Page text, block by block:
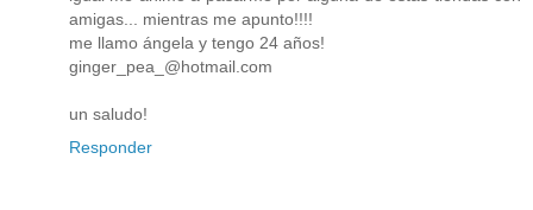
amigas... mientras me apunto!!!!
me llamo ángela y tengo 24 años!
ginger_pea_@hotmail.com
un saludo!
Responder